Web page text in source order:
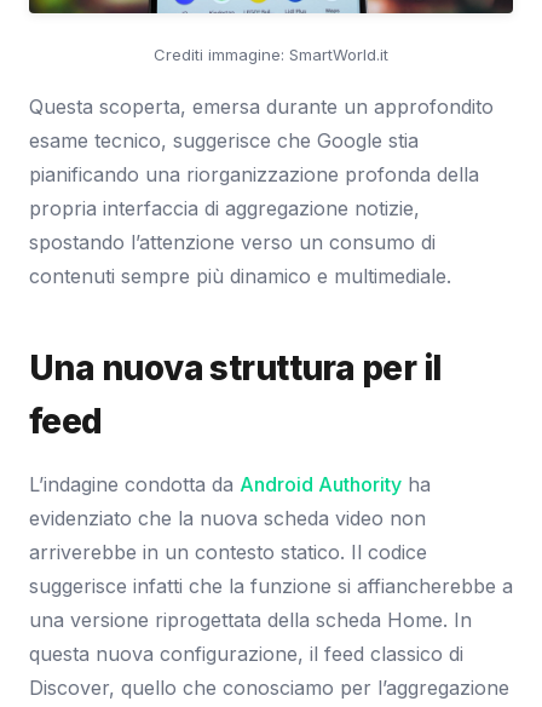
Crediti immagine: SmartWorld.it
Questa scoperta, emersa durante un approfondito
esame tecnico, suggerisce che Google stia
pianificando una riorganizzazione profonda della
propria interfaccia di aggregazione notizie,
spostando l’attenzione verso un consumo di
contenuti sempre più dinamico e multimediale.
Una nuova struttura per il
feed
L’indagine condotta da Android Authority ha
evidenziato che la nuova scheda video non
arriverebbe in un contesto statico. Il codice
suggerisce infatti che la funzione si affiancherebbe a
una versione riprogettata della scheda Home. In
questa nuova configurazione, il feed classico di
Discover, quello che conosciamo per l’aggregazione